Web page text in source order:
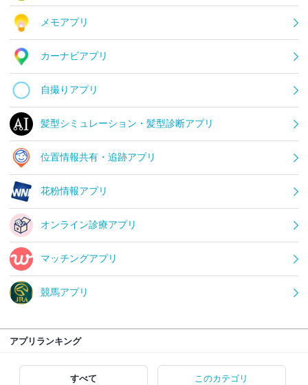
メモアプリ
カーナビアプリ
自撮りアプリ
髪型シミュレーション・髪型診断アプリ
位置情報共有・追跡アプリ
花粉情報アプリ
オンライン診療アプリ
マッチングアプリ
競馬アプリ
アプリランキング
すべて このカテゴリ